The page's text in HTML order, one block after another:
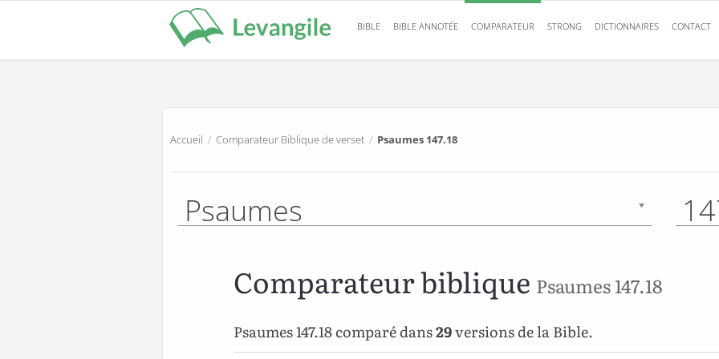
BIBLE BIBLE ANNOTÉE COMPARATEUR STRONG DICTIONNAIRES CONTACT
Accueil / Comparateur Biblique de verset / Psaumes 147.18
Psaumes
Comparateur biblique Psaumes 147.18
Psaumes 147.18 comparé dans29versions de la Bible.